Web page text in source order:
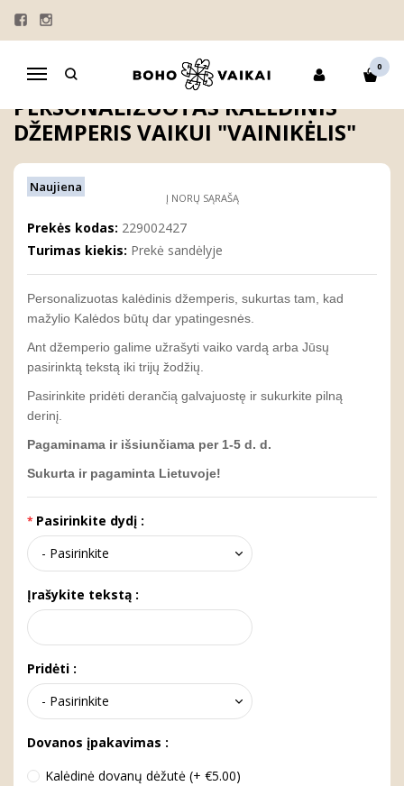
Navigacija
0
Pagrindinis
DŽEMPERIAI
PERSONALIZUOTI DOVANŲ MAIŠELIAI
Personalizuotas kalėdinis džemperis vaikui "VAINIKĖLIS"
PERSONALIZUOTAS KALĖDINIS
DŽEMPERIS VAIKUI "VAINIKĖLIS"
Naujiena
Į NORŲ SĄRAŠĄ
Prekės kodas: 229002427
Turimas kiekis: Prekė sandėlyje
Personalizuotas kalėdinis džemperis, sukurtas tam, kad
mažylio Kalėdos būtų dar ypatingesnės.
Ant džemperio galime užrašyti vaiko vardą arba Jūsų
pasirinktą tekstą iki trijų žodžių.
Pasirinkite pridėti derančią galvajuostę ir sukurkite pilną
derinį.
Pagaminama ir išsiunčiama per 1-5 d. d.
Sukurta ir pagaminta Lietuvoje!
Pasirinkite dydį :
Įrašykite tekstą :
Pridėti :
Dovanos įpakavimas :
Kalėdinė dovanų dėžutė (+ €5.00)